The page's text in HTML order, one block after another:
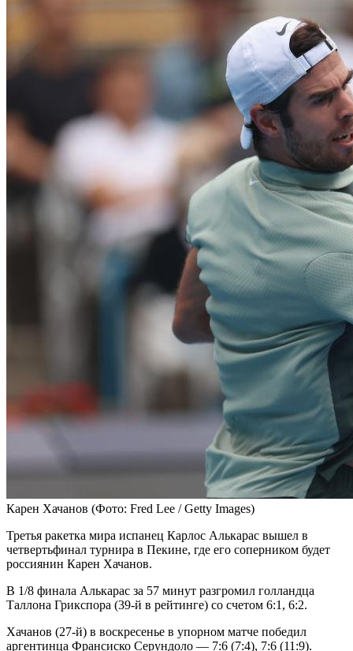
Карен Хачанов (Фото: Fred Lee / Getty Images)
Третья ракетка мира испанец Карлос Алькарас вышел в
четвертьфинал турнира в Пекине, где его соперником будет
россиянин Карен Хачанов.
В 1/8 финала Алькарас за 57 минут разгромил голландца
Таллона Грикспора (39-й в рейтинге) со счетом 6:1, 6:2.
Хачанов (27-й) в воскресенье в упорном матче победил
аргентинца Франсиско Серундоло — 7:6 (7:4), 7:6 (11:9).